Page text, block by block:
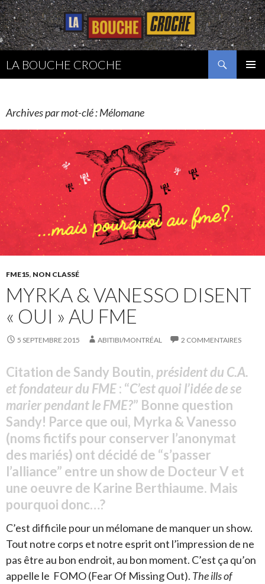
LA BOUCHE CROCHE
Archives par mot-clé : Mélomane
FME15, NON CLASSÉ
MYRKA & VANESSO DISENT
« OUI » AU FME
5 SEPTEMBRE 2015 ABITIBI/MONTRÉAL 2 COMMENTAIRES
Citation de Sandy Boutin, président du C.A.
et fondateur du FME: “C’est quoi l’idée de se
marier pendant le FME?” Bonne question
Sandy! Parce que oui, Myrka & Vanesso
(noms fictifs pour conserver l’anonymat
des mariés) ont décidé de “s’passer
l’alliance” entre un show de Docteur V et
une oeuvre de Karine Berthiaume. Mais
pourquoi donc…?
C’est difficile pour un mélomane de manquer un show.
Tout notre corps et notre esprit ont l’impression de ne
pas être au bon endroit, au bon moment. C’est ça qu’on
appelle le FOMO (Fear Of Missing Out). The ills of